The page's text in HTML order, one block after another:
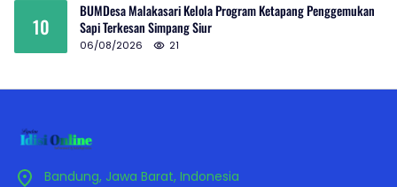
10
BUMDesa Malakasari Kelola Program Ketapang Penggemukan
Sapi Terkesan Simpang Siur
06/08/2026 21
Bandung, Jawa Barat, Indonesia